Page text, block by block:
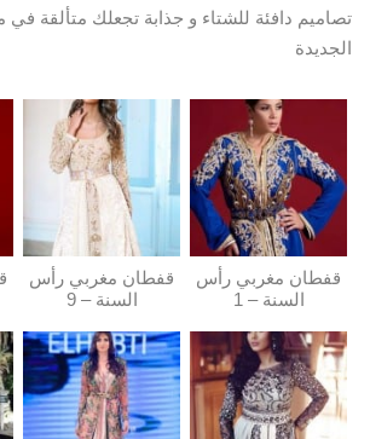
تصاميم دافئة للشتاء و جذابة تجعلك متألقة في
الجديدة
قفطان مغربي رأس
السنة – 1
قفطان مغربي رأس
السنة – 9